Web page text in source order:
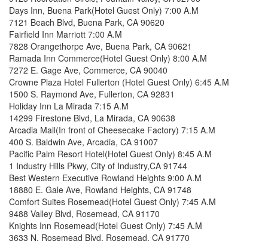
Days Inn, Buena Park(Hotel Guest Only) 7:00 A.M
7121 Beach Blvd, Buena Park, CA 90620
Fairfield Inn Marriott 7:00 A.M
7828 Orangethorpe Ave, Buena Park, CA 90621
Ramada Inn Commerce(Hotel Guest Only) 8:00 A.M
7272 E. Gage Ave, Commerce, CA 90040
Crowne Plaza Hotel Fullerton (Hotel Guest Only) 6:45 A.M
1500 S. Raymond Ave, Fullerton, CA 92831
Holiday Inn La Mirada 7:15 A.M
14299 Firestone Blvd, La Mirada, CA 90638
Arcadia Mall(In front of Cheesecake Factory) 7:15 A.M
400 S. Baldwin Ave, Arcadia, CA 91007
Pacific Palm Resort Hotel(Hotel Guest Only) 8:45 A.M
1 Industry Hills Pkwy, City of Industry,CA 91744
Best Western Executive Rowland Heights 9:00 A.M
18880 E. Gale Ave, Rowland Heights, CA 91748
Comfort Suites Rosemead(Hotel Guest Only) 7:45 A.M
9488 Valley Blvd, Rosemead, CA 91170
Knights Inn Rosemead(Hotel Guest Only) 7:45 A.M
3633 N. Rosemead Blvd, Rosemead, CA 91770